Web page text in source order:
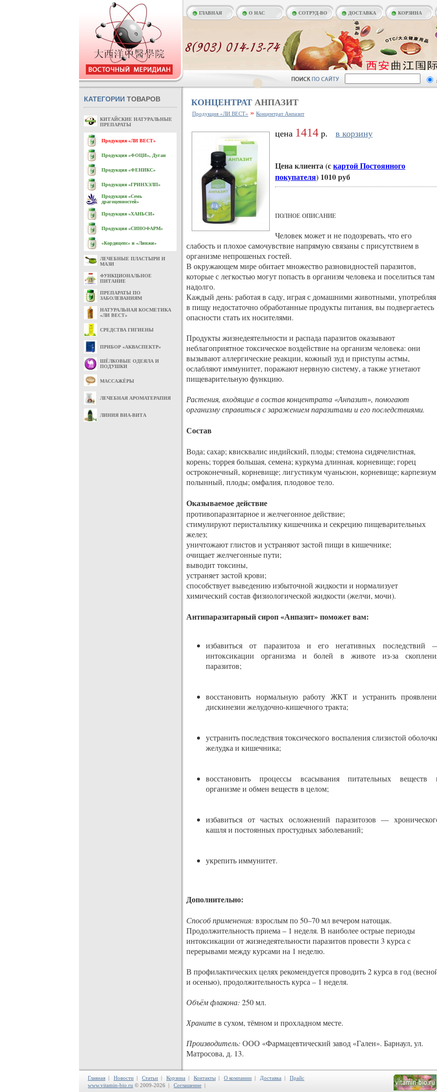
ГЛАВНАЯ О НАС СОТРУД-ВО ДОСТАВКА КОРЗИНА
КАТЕГОРИИ ТОВАРОВ
КИТАЙСКИЕ НАТУРАЛЬНЫЕ
ПРЕПАРАТЫ
Продукция «ЛИ ВЕСТ»
Продукция «ФОЦИ», Дуган
Продукция «ФЕНИКС»
Продукция «ГРИНХЭЛП»
Продукция «Семь
драгоценностей»
Продукция «ХАНЬСИ»
Продукция «СИНОФАРМ»
«Кордицепс» и «Линжи»
ЛЕЧЕБНЫЕ ПЛАСТЫРИ И
МАЗИ
ФУНКЦИОНАЛЬНОЕ
ПИТАНИЕ
ПРЕПАРАТЫ ПО
ЗАБОЛЕВАНИЯМ
НАТУРАЛЬНАЯ КОСМЕТИКА
«ЛИ ВЕСТ»
СРЕДСТВА ГИГИЕНЫ
ПРИБОР «АКВАСПЕКТР»
ШЁЛКОВЫЕ ОДЕЯЛА И
ПОДУШКИ
МАССАЖЁРЫ
ЛЕЧЕБНАЯ АРОМАТЕРАПИЯ
ЛИНИЯ ВИА-ВИТА
КОНЦЕНТРАТАНПАЗИТ
Продукция «ЛИ ВЕСТ» » Концентрат Анпазит
цена 1414 р. в корзину
Цена клиента (скартой Постоянного
покупателя) 1010 руб
ПОЛНОЕ ОПИСАНИЕ
Человек может и не подозревать, что его
слабость и плохое самочувствие напрямую связаны с присутствием в
организме непрошеных гостей.
В окружающем мире обитает множество разновидностей паразитов,
которые с легкостью могут попасть в организм человека и поселиться там
надолго.
Каждый день: работая в саду, играя с домашними животными, употребляя
в пищу недостаточно обработанные продукты питания, вы подвергаетесь
опасности стать их носителями.
Продукты жизнедеятельности и распада паразитов оказывают
неблагоприятное токсическое воздействие на организм человека: они
вызывают аллергические реакции, кожный зуд и приступы астмы,
ослабляют иммунитет, поражают нервную систему, а также угнетают
пищеварительную функцию.
Растения, входящие в состав концентрата «Анпазит», помогают
организму справиться с заражением паразитами и его последствиями.
Состав
Вода; сахар; квисквалис индийский, плоды; стемона сидячелистная,
корень; торрея большая, семена; куркума длинная, корневище; горец
остроконечный, корневище; лигустикум чуаньсюн, корневище; карпезиум
полынный, плоды; омфалия, плодовое тело.
Оказываемое действие
противопаразитарное и желчегонное действие;
стимулируют перистальтику кишечника и секрецию пищеварительных
желез;
уничтожают глистов и устраняют застой пищи в кишечнике;
очищает желчегонные пути;
выводит токсины,
устраняет застой крови;
способствует выведению избыточной жидкости и нормализует
химический состав физиологической жидкости (желчи, мочи).
Антипаразитарный сироп «Анпазит» поможет вам:
избавиться от паразитоза и его негативных последствий
интоксикации организма и болей в животе из-за
паразитов;
восстановить нормальную работу ЖКТ и устранить
дискинезии желудочно-кишечного тракта;
устранить последствия токсического воспаления слизистой
желудка и кишечника;
восстановить процессы всасывания питательных веществ
организме и обмен веществ в целом;
избавиться от частых осложнений паразитозов —
кашля и постоянных простудных заболеваний;
укрепить иммунитет.
Дополнительно:
Способ применения: взрослым по 50–70 мл вечером натощак.
Продолжительность приема – 1 неделя. В наиболее острые периоды
интоксикации от жизнедеятельности паразитов провести 3 курса с
перерывами между курсами на 1 неделю.
В профилактических целях рекомендуется проводить 2 курса в год
и осенью), продолжительность курса – 1 неделя.
Объём флакона: 250 мл.
Хранитев сухом, тёмном и прохладном месте.
Производитель: ООО «Фармацевтический завод «Гален». Барнаул, ул.
Матросова, д. 13.
Главная | Новости | Статьи | Корзина | Контакты | О компании | Доставка | Прайс
www.vitamin-bio.ru © 2009-2026 | Соглашение |